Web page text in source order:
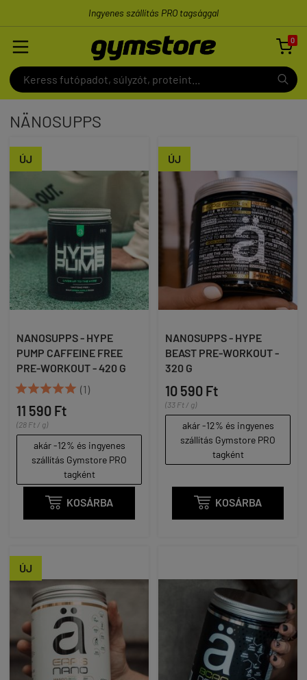
Ingyenes szállítás PRO tagsággal
0

NÄNOSUPPS
ÚJ
NANOSUPPS - HYPE
PUMP CAFFEINE FREE
PRE-WORKOUT - 420 G
 (1)
11 590 Ft
(28 Ft / g)
akár -12% és ingyenes
szállítás Gymstore PRO
tagként
 KOSÁRBA
ÚJ
NANOSUPPS - HYPE
BEAST PRE-WORKOUT -
320 G
10 590 Ft
(33 Ft / g)
akár -12% és ingyenes
szállítás Gymstore PRO
tagként
 KOSÁRBA
ÚJ